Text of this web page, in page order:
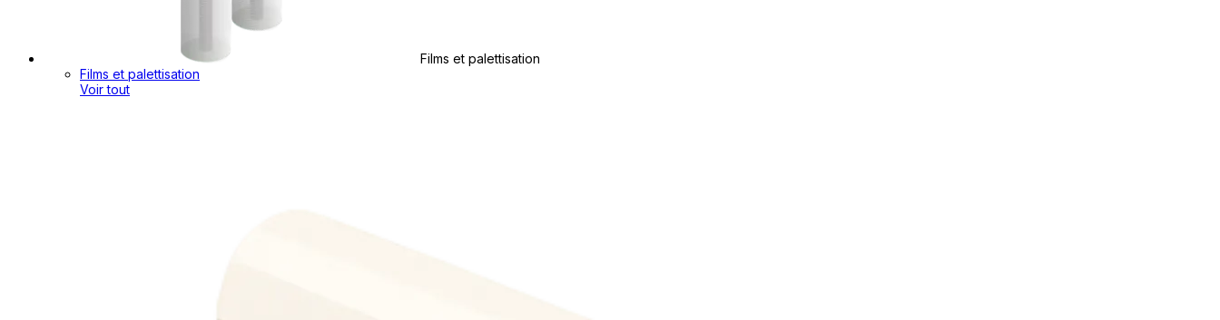
Films et palettisation
Films et palettisation
Voir tout